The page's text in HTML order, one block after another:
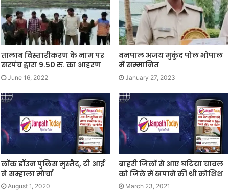
तालाब विस्तारीकरण के नाम पर
सरपंच द्वारा 9.50 रु. का आहरण
June 16, 2022
वनपाल अजय मुकुंद पोल भोपाल
में सम्मानित
January 27, 2023
लॉक डॉउन पुलिस मुस्तैद, टी आई
ने सम्हाला मोर्चा
August 1, 2020
बाहरी जिलों से आए घटिया चावल
को जिले में खपाने की थी कोशिश
March 23, 2021